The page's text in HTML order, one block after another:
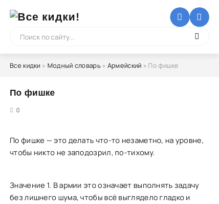
Все кидки » Модный словарь» Армейский » По фишке
По фишке
0
По фишке — это делать что-то незаметно, на уровне,
чтобы никто не заподозрил, по-тихому.
Значение 1. В армии это означает выполнять задачу
без лишнего шума, чтобы всё выглядело гладко и